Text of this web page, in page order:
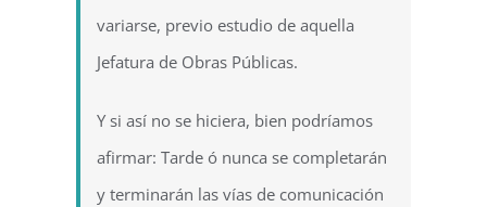
variarse, previo estudio de aquella
Jefatura de Obras Públicas.
Y si así no se hiciera, bien podríamos
afirmar: Tarde ó nunca se completarán
y terminarán las vías de comunicación